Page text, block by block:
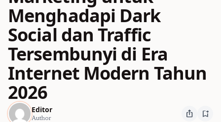
Menghadapi Dark
Social dan Traffic
Tersembunyi di Era
Internet Modern Tahun
2026
Editor
Author ios_share bookmark_add